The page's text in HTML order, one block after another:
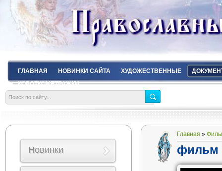
ГЛАВНАЯ НОВИНКИ САЙТА ХУДОЖЕСТВЕННЫЕ
КОРОТКОМЕТРАЖКИ
Главная »
фильм
Новинки